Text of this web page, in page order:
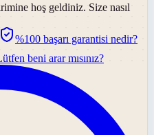
hoş geldiniz. Size nasıl
%100 başarı garantisi nedir?
beni arar mısınız?